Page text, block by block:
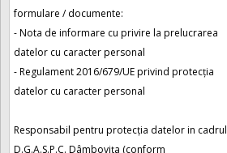
formulare / documente:
- Nota de informare cu privire la prelucrarea
datelor cu caracter personal
- Regulament 2016/679/UE privind protecția
datelor cu caracter personal
Responsabil pentru protecția datelor in cadrul
D.G.A.S.P.C. Dâmbovița (conform